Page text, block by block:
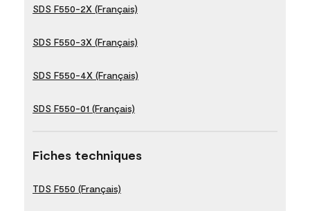
SDS F550-2X (Français)
SDS F550-3X (Français)
SDS F550-4X (Français)
SDS F550-01 (Français)
Fiches techniques
TDS F550 (Français)